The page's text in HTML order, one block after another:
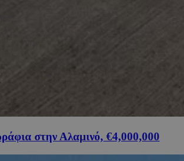
στην Αλαμινό, €4,000,000